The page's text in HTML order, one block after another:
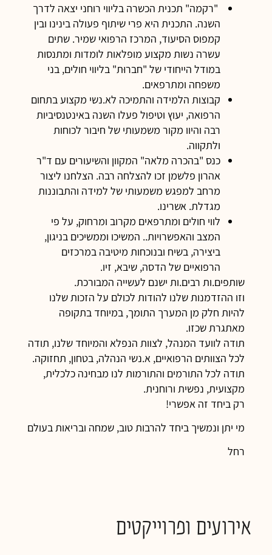
"רקמה" תכנית הכשרה בליווי רוחני יצאה לדרך
השנה. התכנית היא פרי שיתוף פעולה בינינו ובין
קמפוס הסיעוד, המרכז הרפואי שמיר. שתים
עשרה נשות מקצוע מופלאות לומדות ומתנסות
במודל הייחודי של "חברוּת" בליווי חולים, בני
משפחה ומתרפאים.
קבוצות הלמידה והתמיכה לא.נשי מקצוע בתחום
הרפואה, יעוץ וטיפול פעלו השנה באינטנסיביות
רבה והיוו מקור משמעותי של חיבור לכוחות
ולתקווה.
כנס "בהכרה מלאה" המקוון והשיעורים עם ד"ר
אהרון פלשמן זכו להצלחה רבה. הצלחנו ליצור
מרחב למפגש משמעותי של למידה והתבוננות
מגדלת. אשרינו.
לווי חולים ומתרפאים מקרוב ומרחוק, על פי
המצב והאפשרויות.. המשיכו וממשיכים בניגון,
ביצירה, בשיח ובנוכחות מיטיבה במרכזים
הרפואיים של הדסה, שיבא, זיו.
שותפים.ות רבים.ות ישנם לעשייה המבורכת.
וזו ההזדמנות שלנו להודות לכולם על הזכות שלנו
להיות חלק מן המערך התומך, במיוחד בתקופה
מאתגרת שכזו.
תודה לוועד המנהל, לצוות הנפלא והמיוחד שלנו, תודה
לכל הצוותים הרפואיים, א.נשי הנהלה, בטחון, תחזוקה.
תודה לכל התורמים והתורמות לנו מבחינה כלכלית,
מקצועית, נפשית ורוחנית.
רק ביחד זה אפשרי!
מי יתן ונמשיך ביחד להרבות טוב, שמחה ובריאות בעולם
רחל
אירועים ופרוייקטים